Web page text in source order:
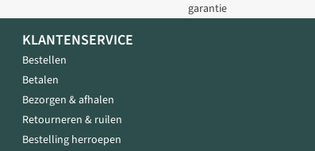
garantie
KLANTENSERVICE
Bestellen
Betalen
Bezorgen & afhalen
Retourneren & ruilen
Bestelling herroepen